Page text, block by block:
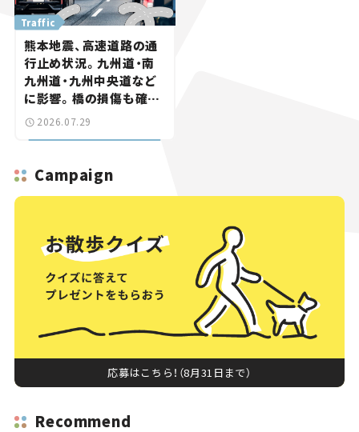
Traffic
熊本地震、高速道路の通
行止め状況。九州道・南
九州道・九州中央道など
に影響。橋の損傷も確認
【道路のニュース】
2026.07.29
Campaign
応募はこちら！（8月31日まで）
Recommend